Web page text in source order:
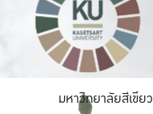
มหาวิทยาลัยสีเขียว